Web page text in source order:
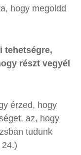
hogy megoldd
tehetségre,
részt vegyél
érzed, hogy
az, hogy
tudunk